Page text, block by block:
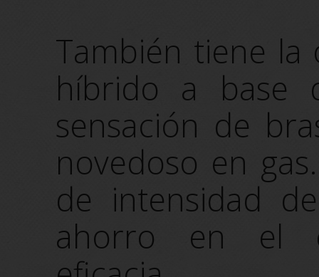
También tiene
híbrido a base
sensación de
novedoso en
de intensidad
ahorro en el